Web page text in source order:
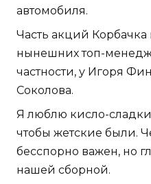
автомобиля.
Часть акций
нынешних топ-
частности, у Игоря
Соколова.
Я люблю кисло-
чтобы жетские были.
бесспорно важен, но
нашей сборной.